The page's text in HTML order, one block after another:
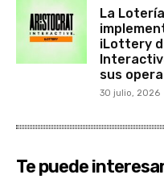
La
iLottery
sus
30 julio, 2026
Te puede